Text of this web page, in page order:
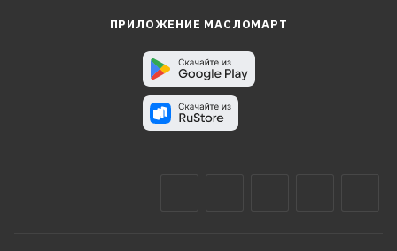
ПРИЛОЖЕНИЕ МАСЛОМАРТ